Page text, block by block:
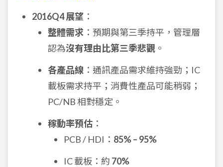
2016Q4 展望 ：
整體需求 ：預期與第三季持平，管理層
認為沒有理由比第三季悲觀 。
各產品線 ：通訊產品需求維持強勁；IC
載板需求持平；消費性產品可能稍弱；
PC/NB 相對穩定。
稼動率預估 ：
PCB / HDI： 85% – 95%
IC 載板：約 70%